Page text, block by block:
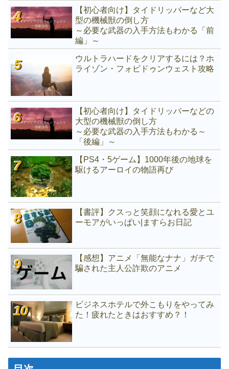
【初心者向け】タイドリッパーなど大
型の機械獣の倒し方
～必要な武器の入手方法もわかる「前
編」～
ウルトラハードをクリアするには？ホ
ライゾン・フォビドゥンウェスト攻略
【初心者向け】タイドリッパーなどの
大型の機械獣の倒し方
～必要な武器の入手方法もわかる～
「後編」～
【PS4・5ゲーム】1000年後の地球を
駆けるアーロイの物語再び
【書評】クスっと笑顔になれる愛とユ
ーモアがいっぱい|ますらお日記
【感想】アニメ「無能なナナ」ガチで
騙された主人公詐欺のアニメ
ビジネスホテルで外こもりをやってみ
た！疲れたときはおすすめ？！